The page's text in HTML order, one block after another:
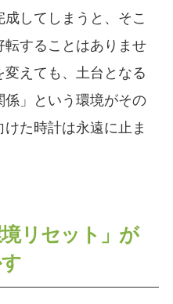
してしまうと、そこ
することはありませ
えても、土台となる
係」という環境がその
た時計は永遠に止ま
リセット」が